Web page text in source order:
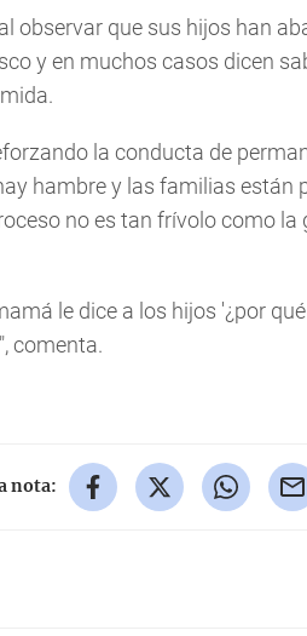
observar que sus hijos han
y en muchos casos dicen
la conducta de
hambre y las familias están
no es tan frívolo como la
le dice a los hijos '¿por
comenta.
nota: